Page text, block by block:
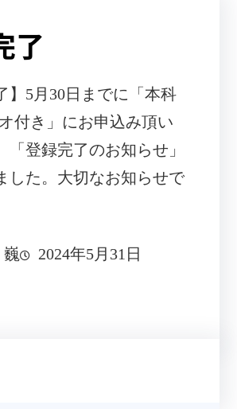
了
】5月30日までに「本科
付き」にお申込み頂い
「登録完了のお知らせ」
した。大切なお知らせで
巍 2024年5月31日